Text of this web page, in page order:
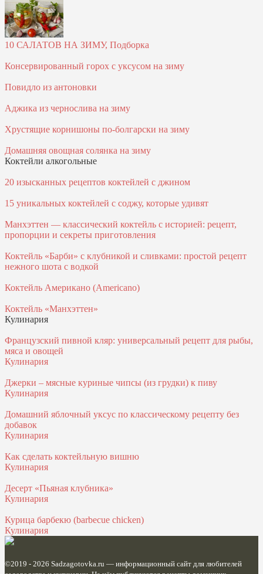
10 САЛАТОВ НА ЗИМУ, Подборка
Консервированный горох с уксусом на зиму
Повидло из антоновки
Аджика из чернослива на зиму
Хрустящие корнишоны по-болгарски на зиму
Домашняя овощная солянка на зиму
Коктейли алкогольные
20 изысканных рецептов коктейлей с джином
15 уникальных коктейлей с соджу, которые удивят
Манхэттен — классический коктейль с историей: рецепт,
пропорции и секреты приготовления
Коктейль «Барби» с клубникой и сливками: простой рецепт
нежного шота с водкой
Коктейль Американо (Americano)
Коктейль «Манхэттен»
Кулинария
Французский пивной кляр: универсальный рецепт для рыбы,
мяса и овощей
Кулинария
Джерки – мясные куриные чипсы (из грудки) к пиву
Кулинария
Домашний яблочный уксус по классическому рецепту без
добавок
Кулинария
Как сделать коктейльную вишню
Кулинария
Десерт «Пьяная клубника»
Кулинария
Курица барбекю (barbecue chicken)
Кулинария
©2019 - 2026 Sadzagotovka.ru — информационный сайт для любителей